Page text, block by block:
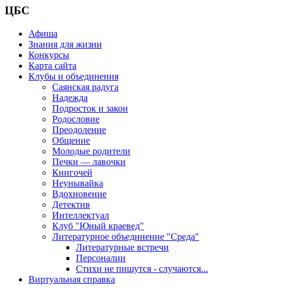
ЦБС
Афиша
Знания для жизни
Конкурсы
Карта сайта
Клубы и объединения
Саянская радуга
Надежда
Подросток и закон
Родословие
Преодоление
Общение
Молодые родители
Печки — лавочки
Книгочей
Неунывайка
Вдохновение
Детектив
Интеллектуал
Клуб "Юный краевед"
Литературное объединение "Среда"
Литературные встречи
Персоналии
Стихи не пишутся - случаются...
Виртуальная справка